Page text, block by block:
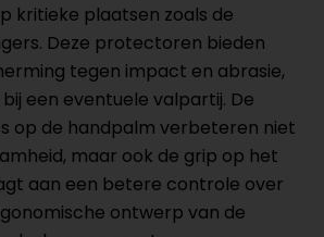
kritieke plaatsen zoals de
Deze protectoren bieden
tegen impact en abrasie,
een eventuele valpartij. De
op de handpalm verbeteren niet
maar ook de grip op het
aan een betere controle over
ontwerp van de